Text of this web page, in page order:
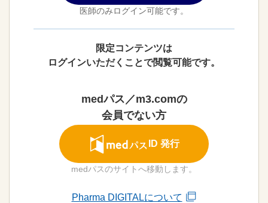
医師のみログイン可能です。
限定コンテンツは
ログインいただくことで閲覧可能です。
medパス／m3.comの
会員でない方
ID 発行
medパスのサイトへ移動します。
Pharma DIGITALについて